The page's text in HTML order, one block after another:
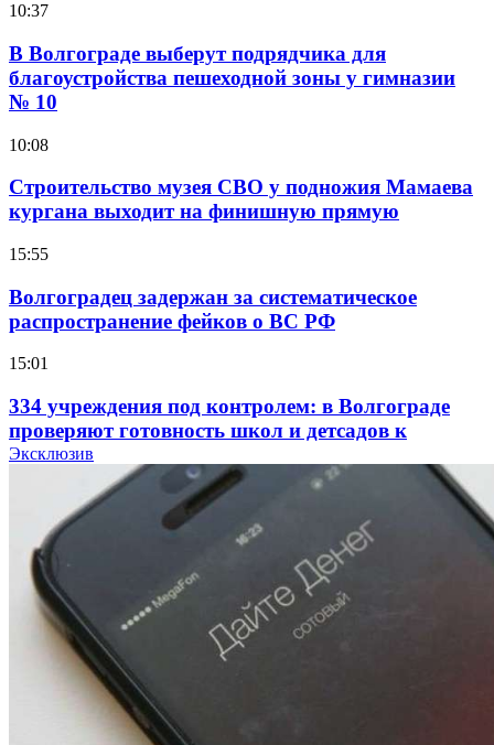
10:37
В Волгограде выберут подрядчика для
благоустройства пешеходной зоны у гимназии
№ 10
10:08
Строительство музея СВО у подножия Мамаева
кургана выходит на финишную прямую
15:55
Волгоградец задержан за систематическое
распространение фейков о ВС РФ
15:01
334 учреждения под контролем: в Волгограде
проверяют готовность школ и детсадов к
учебному году
Покушение на убийство в Волгограде: девушка
напала на незнакомую женщину с ножом
12:39
Сладкий праздник в Волгограде: в Центральном
парке прошёл фестиваль „Арбузный переполох“
Эксклюзив